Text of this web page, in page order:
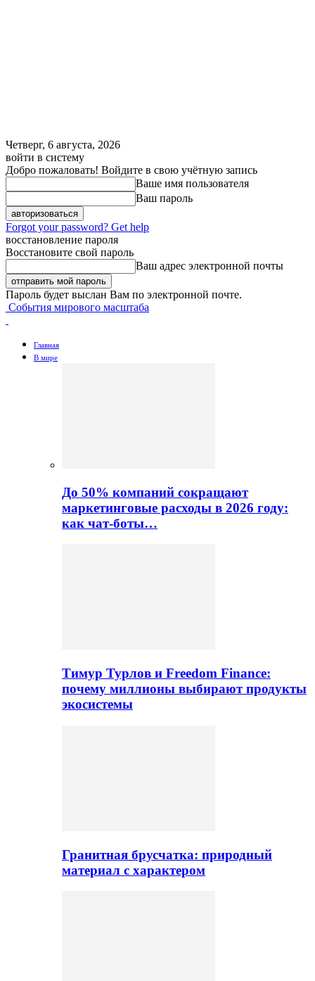
Четверг, 6 августа, 2026
войти в систему
Добро пожаловать! Войдите в свою учётную запись
Ваше имя пользователя
Ваш пароль
Forgot your password? Get help
восстановление пароля
Восстановите свой пароль
Ваш адрес электронной почты
Пароль будет выслан Вам по электронной почте.
События мирового масштаба
Главная
В мире
До 50% компаний сокращают
маркетинговые расходы в 2026 году:
как чат-боты…
Тимур Турлов и Freedom Finance:
почему миллионы выбирают продукты
экосистемы
Гранитная брусчатка: природный
материал с характером